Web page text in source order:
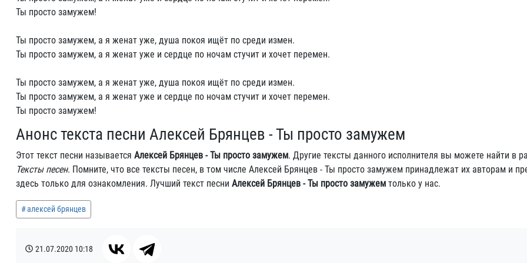
Ты просто замужем!
Ты просто замужем, а я женат уже, душа покоя ищёт по среди измен.
Ты просто замужем, а я женат уже и сердце по ночам стучит и хочет перемен.
Ты просто замужем, а я женат уже, душа покоя ищёт по среди измен.
Ты просто замужем, а я женат уже и сердце по ночам стучит и хочет перемен.
Ты просто замужем!
Анонс текста песни Алексей Брянцев - Ты просто замужем
Этот текст песни называется Алексей Брянцев - Ты просто замужем. Другие тексты данного исполнителя вы можете найти в
Тексты песен. Помните, что все тексты песен, в том числе Алексей Брянцев - Ты просто замужем принадлежат их авторам и
здесь только для ознакомления. Лучший текст песни Алексей Брянцев - Ты просто замужем только у нас.
алексей брянцев
21.07.2020 10:18